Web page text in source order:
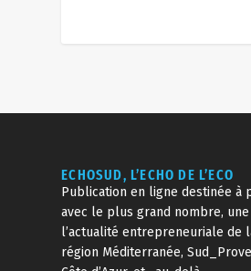
ARTICLE PRÉCÉDENT